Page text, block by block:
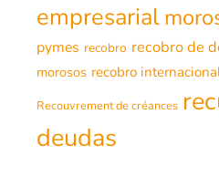
empresarial
pymes recobro recobro de
morosos recobro
Recouvrement de créances
deudas